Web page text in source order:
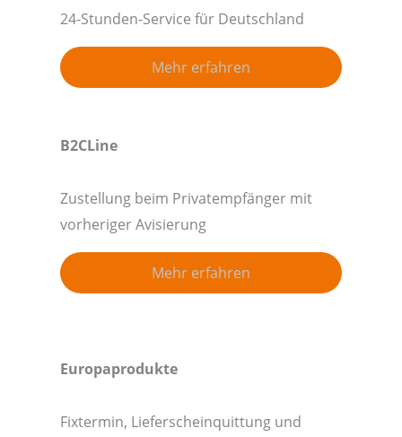
24-Stunden-Service für Deutschland
Mehr erfahren
B2CLine
Zustellung beim Privatempfänger mit
vorheriger Avisierung
Mehr erfahren
Europaprodukte
Fixtermin, Lieferscheinquittung und